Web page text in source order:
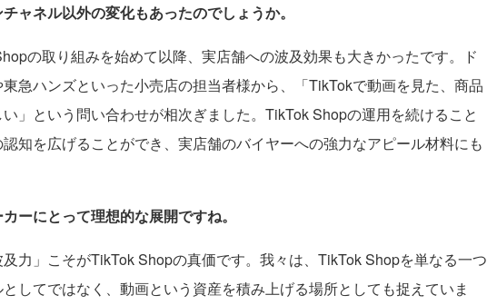
ャネル以外の変化もあったのでしょうか。
の取り組みを始めて以降、実店舗への波及効果も大きかったです。ド
急ハンズといった小売店の担当者様から、「TikTokで動画を見た、商品
」という問い合わせが相次ぎました。TikTok Shopの運用を続けること
知を広げることができ、実店舗のバイヤーへの強力なアピール材料にも
ーにとって理想的な展開ですね。
及力」こそがTikTok Shopの真価です。我々は、TikTok Shopを単なる一つ
してではなく、動画という資産を積み上げる場所としても捉えていま